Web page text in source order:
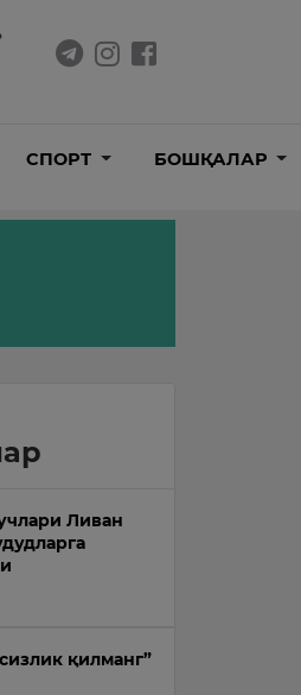
СПОРТ БОШҚАЛАР
Ливан
қилманг”